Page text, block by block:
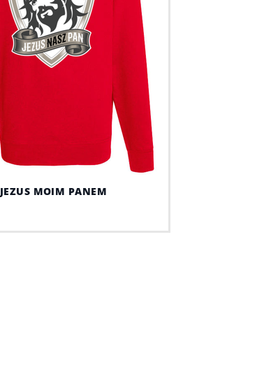
JEZUS MOIM PANEM